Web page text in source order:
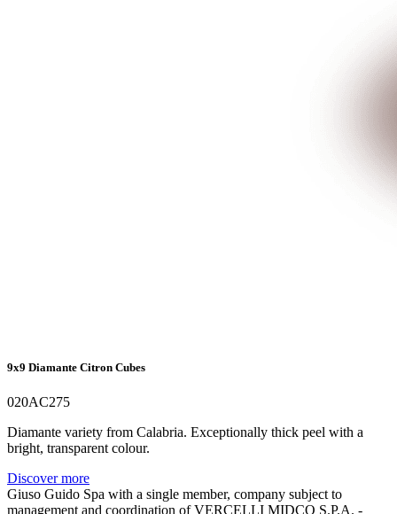
9x9 Diamante Citron Cubes
020AC275
Diamante variety from Calabria. Exceptionally thick peel with a
bright, transparent colour.
Discover more
Giuso Guido Spa with a single member, company subject to
management and coordination of VERCELLI MIDCO S.P.A. -